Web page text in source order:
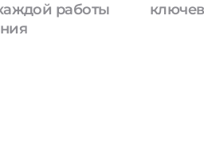
работы